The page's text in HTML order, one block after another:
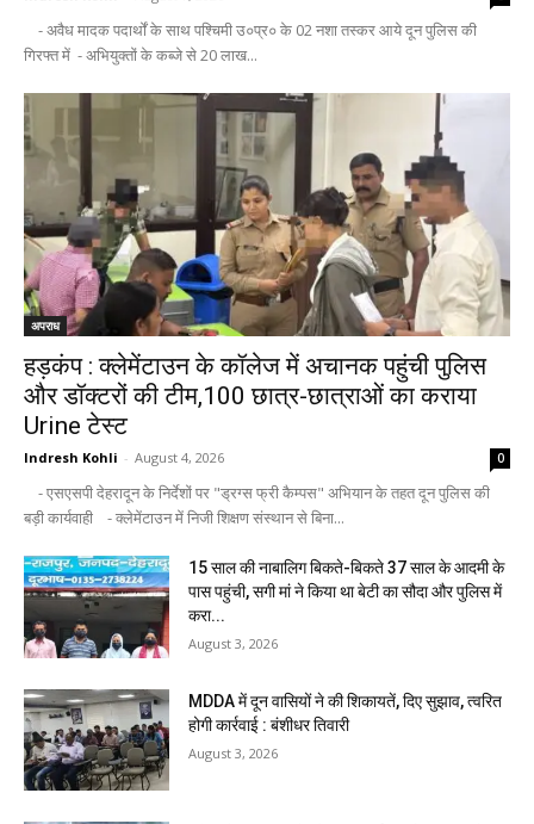
- अवैध मादक पदार्थों के साथ पश्चिमी उ०प्र० के 02 नशा तस्कर आये दून पुलिस की
गिरफ्त में - अभियुक्तों के कब्जे से 20 लाख...
अपराध
हड़कंप : क्लेमेंटाउन के कॉलेज में अचानक पहुंची पुलिस
और डॉक्टरों की टीम,100 छात्र-छात्राओं का कराया
Urine टेस्ट
Indresh Kohli - August 4, 2026 0
- एसएसपी देहरादून के निर्देशों पर "ड्रग्स फ्री कैम्पस" अभियान के तहत दून पुलिस की
बड़ी कार्यवाही - क्लेमेंटाउन में निजी शिक्षण संस्थान से बिना...
15 साल की नाबालिग बिकते-बिकते 37 साल के आदमी के
पास पहुंची, सगी मां ने किया था बेटी का सौदा और पुलिस में
करा...
August 3, 2026
MDDA में दून वासियों ने की शिकायतें, दिए सुझाव, त्वरित
होगी कार्रवाई : बंशीधर तिवारी
August 3, 2026